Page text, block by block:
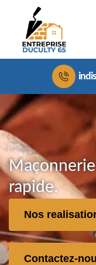
rapide.
Nos
Contactez-